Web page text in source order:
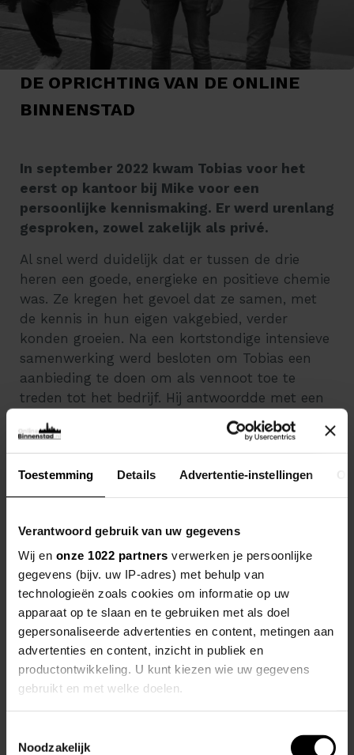
Toestemming Details Advertentie-instellingen
Verantwoord gebruik van uw gegevens
Wij en onze 1022 partners verwerken je persoonlijke
gegevens (bijv. uw IP-adres) met behulp van
technologieën zoals cookies om informatie op uw
apparaat op te slaan en te gebruiken met als doel
gepersonaliseerde advertenties en content, metingen aan
advertenties en content, inzicht in publiek en
productontwikkeling. U kunt kiezen wie uw gegevens
gebruikt en met welke doelen.
Informatie verzamelen over uw geografische locatie,
Noodzakelijk
DE OPRICHTING VAN DE ONLINE
BINNENSTAD
In september 2022 kwam Tobias voor het
eerst op kantoor bij Mike voor een
persoonlijke kennismaking. Er werd urenlang
gesproken, zowel zakelijk als privé.
Al snel werd duidelijk dat er tussen de drie
heren een goede, energieke en positieve chemie
was. Ze kregen het gevoel dat ze samen, met
de kennis in hun eigen vakgebied, verder
konden groeien. Na een kortstondige intensieve
samenwerking werd besloten om Tobias een
aanbieding te doen om als vennoot toe te
treden tot het bedrijf. Hij antwoordde met een
volmondig JA! Hiermee kwam voor Tobias een
einde aan een korte tijd als ZZP'er. Hierdoor
ontstond voor iedereen een nieuw hoofdstuk
met een mooie nieuwe uitdaging in het
vooruitzicht.
Met de intrede van Tobias werd de organisatie
compleet. Hij herhaalde hetzelfde “trucje” bij de
andere webshops binnen het bedrijf en ook hier
ontstond een behoorlijke groei. Meerdere kleine
magazijnen werden door verschillende
automatiseringsslagen al vrij snel één groot
magazijn, waarbij alle orders verwerkt werden
via één verzendplatform Het gevoel ontstond
dat de diverse, op zichzelf staande, webshops